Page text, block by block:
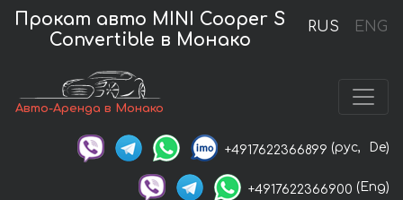
RUS ENG
Прокат авто MINI Cooper S
Convertible в Монако
Авто-Аренда в Монако
+4917622366899 (рус, De)
+4917622366900 (Eng)